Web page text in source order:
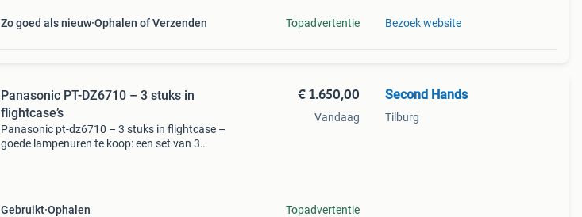
Zo goed als nieuw Ophalen of Verzenden Topadvertentie Bezoek website
Panasonic PT-DZ6710 – 3 stuks in
flightcase’s
Panasonic pt-dz6710 – 3 stuks in flightcase –
goede lampenuren te koop: een set van 3
Gebruikt Ophalen
€ 1.650,00
Vandaag
Topadvertentie
Second Hands
Tilburg